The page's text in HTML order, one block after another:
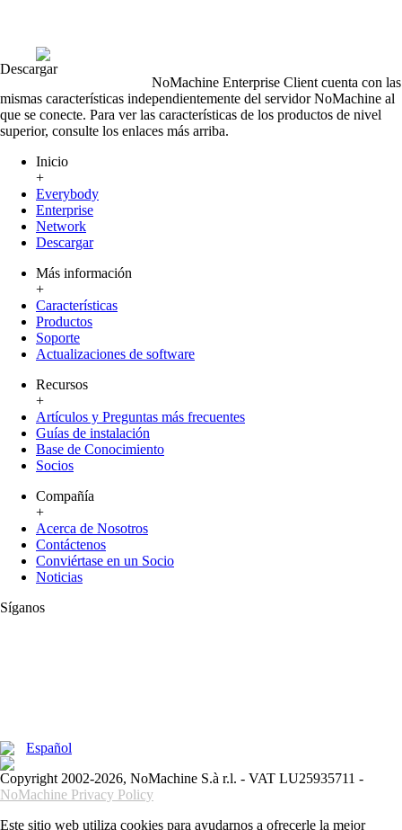
Descargar
NoMachine Enterprise Client cuenta con las
mismas características independientemente del servidor NoMachine al
que se conecte. Para ver las características de los productos de nivel
superior, consulte los enlaces más arriba.
Inicio
+
Everybody
Enterprise
Network
Descargar
Más información
+
Características
Productos
Soporte
Actualizaciones de software
Recursos
+
Artículos y Preguntas más frecuentes
Guías de instalación
Base de Conocimiento
Socios
Compañía
+
Acerca de Nosotros
Contáctenos
Conviértase en un Socio
Noticias
Síganos
Español
Copyright 2002-2026, NoMachine S.à r.l. - VAT LU25935711 -
NoMachine Privacy Policy
Este sitio web utiliza cookies para ayudarnos a ofrecerle la mejor